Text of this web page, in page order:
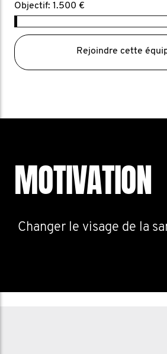
Objectif: 1.500 €
Rejoindre cette
MOTIVATION
Changer le visage de la